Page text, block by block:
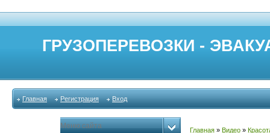
ГРУЗОПЕРЕВОЗКИ -
Главная Регистрация Вход
Меню сайта Главная » Видео »